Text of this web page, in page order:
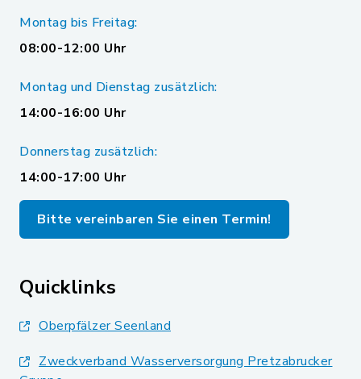
Montag bis Freitag:
08:00-12:00 Uhr
Montag und Dienstag zusätzlich:
14:00-16:00 Uhr
Donnerstag zusätzlich:
14:00-17:00 Uhr
Bitte vereinbaren Sie einen Termin!
Quicklinks
Oberpfälzer Seenland
Zweckverband Wasserversorgung Pretzabrucker